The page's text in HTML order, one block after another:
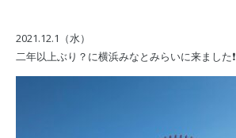
2021.12.1（水）
二年以上ぶり？に横浜みなとみらいに来ました❗️